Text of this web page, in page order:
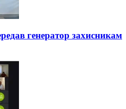
генератор захисникам